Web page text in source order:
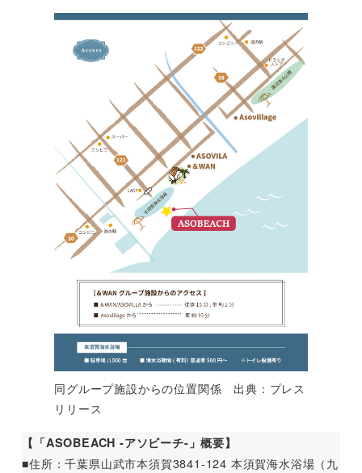
同グループ施設からの位置関係 出典：プレス
リリース
【「ASOBEACH -アソビーチ-」概要】
■住所：千葉県山武市本須賀3841-124 本須賀海水浴場（九